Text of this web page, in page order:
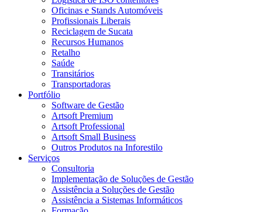
Oficinas e Stands Automóveis
Profissionais Liberais
Reciclagem de Sucata
Recursos Humanos
Retalho
Saúde
Transitários
Transportadoras
Portfólio
Software de Gestão
Artsoft Premium
Artsoft Professional
Artsoft Small Business
Outros Produtos na Inforestilo
Serviços
Consultoria
Implementação de Soluções de Gestão
Assistência a Soluções de Gestão
Assistência a Sistemas Informáticos